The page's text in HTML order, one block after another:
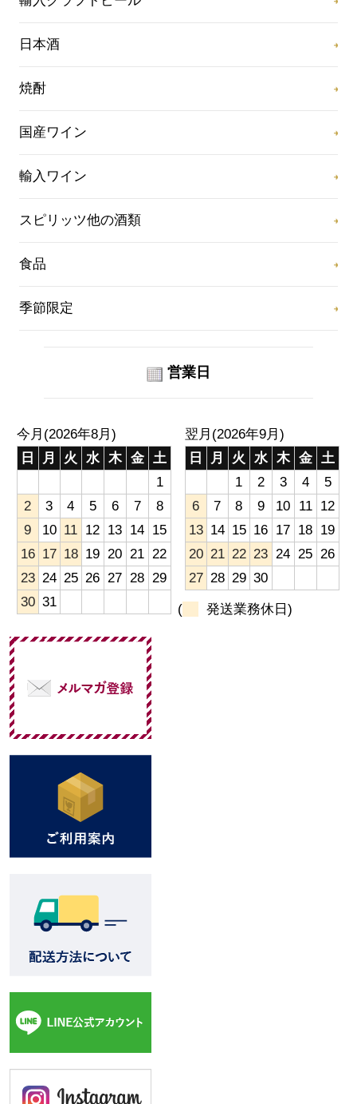
日本酒
焼酎
国産ワイン
輸入ワイン
スピリッツ他の酒類
食品
季節限定
営業日
今月(2026年8月)
日
月 火 水 木 金 土
1
2
3 4 5 6 7
8
9
10 11 12 13 14 15
16 17 18 19 20 21 22
23 24 25 26 27 28 29
30 31
翌月(2026年9月)
日
月 火 水 木 金
土
1
2 3 4
5
6
7 8 9 10 11
12
13 14 15 16 17 18 19
20 21 22 23 24 25 26
27 28 29 30
( 発送業務休日)